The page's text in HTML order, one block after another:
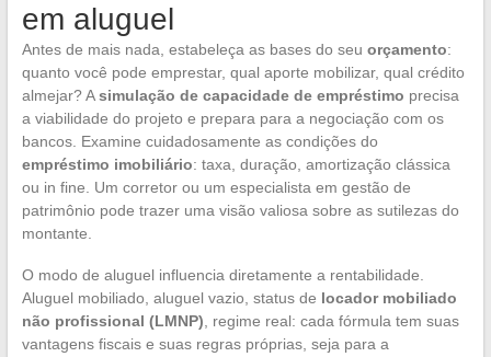
em aluguel
Antes de mais nada, estabeleça as bases do seu orçamento:
quanto você pode emprestar, qual aporte mobilizar, qual crédito
almejar? Asimulação de capacidade de empréstimo precisa
a viabilidade do projeto e prepara para a negociação com os
bancos. Examine cuidadosamente as condições do
empréstimo imobiliário: taxa, duração, amortização clássica
ou in fine. Um corretor ou um especialista em gestão de
patrimônio pode trazer uma visão valiosa sobre as sutilezas do
montante.
O modo de aluguel influencia diretamente a rentabilidade.
Aluguel mobiliado, aluguel vazio, status de locador mobiliado
não profissional (LMNP) , regime real: cada fórmula tem suas
vantagens fiscais e suas regras próprias, seja para a